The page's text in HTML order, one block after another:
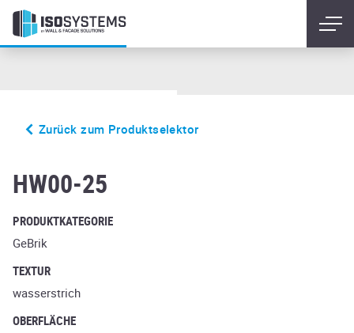
Zurück zum Produktselektor
HW00-25
PRODUKTKATEGORIE
GeBrik
TEXTUR
wasserstrich
OBERFLÄCHE